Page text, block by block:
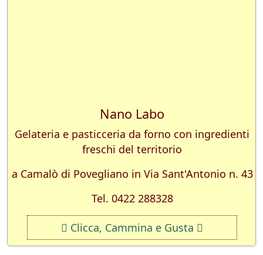
Nano Labo
Gelateria e pasticceria da forno con ingredienti
freschi del territorio
a Camalò di Povegliano in Via Sant'Antonio n. 43
Tel. 0422 288328
Clicca, Cammina e Gusta